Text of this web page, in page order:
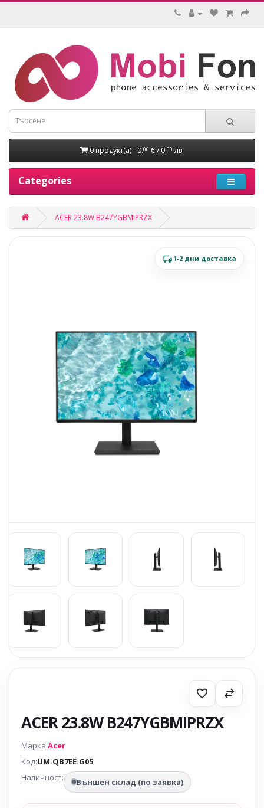
0 продукт(а) - 0.00 € / 0.00 лв.
Categories
ACER 23.8W B247YGBMIPRZX
1-2 дни доставка
ACER 23.8W B247YGBMIPRZX
Марка:Acer
Код:UM.QB7EE.G05
Наличност:
Външен склад (по заявка)